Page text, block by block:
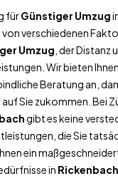
fürGünstiger Umzug
verschiedenen
Umzug , der Distanz
Wir bieten
Beratung an,
Sie zukommen. Bei
gibt es keine
die Sie
ein
in Rickenbach